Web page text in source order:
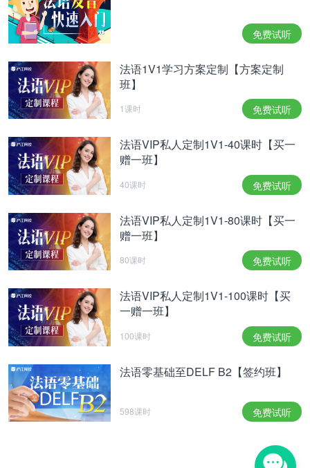
免费试听
法语1V1学习方案定制【方案定制
班】
1课时 免费试听
法语VIP私人定制1V1-40课时【买一
赠一班】
40课时 免费试听
法语VIP私人定制1V1-80课时【买一
赠一班】
80课时 免费试听
法语VIP私人定制1V1-100课时【买
一赠一班】
100课时 免费试听
法语零基础至DELF B2【签约班】
598课时 免费试听